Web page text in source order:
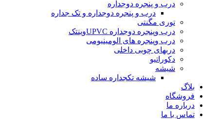
درب و پنجره دوجداره
درب و پنجره دوجداره و تک جداره
توری مگنتی
درب وپنجره دوجداره UPVCوینتک
درب وپنجره های الومینیومی
دربهای چوبی داخلی
دکوراتیو
شیشه
شیشه تکجداره ساده
بلاگ
فروشگاه
درباره ما
تماس با ما